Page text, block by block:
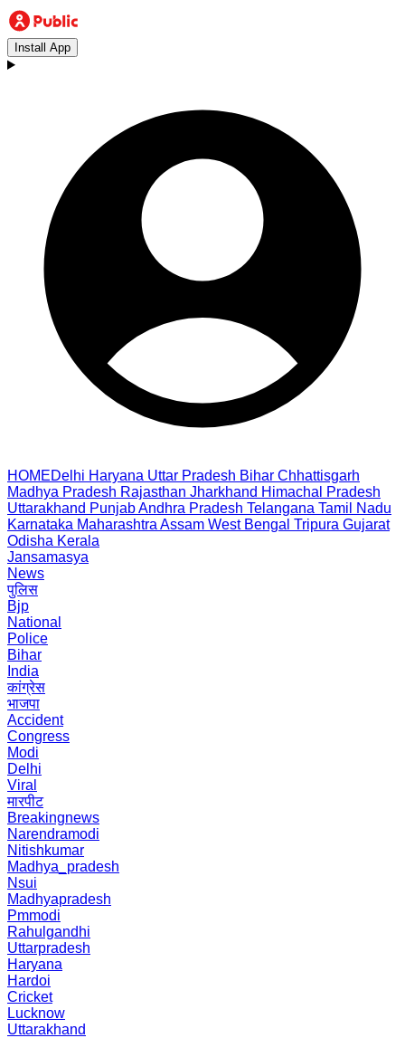
Install App
HOMEDelhi Haryana Uttar Pradesh Bihar Chhattisgarh
Madhya Pradesh Rajasthan Jharkhand Himachal Pradesh
Uttarakhand PunjabAndhra Pradesh Telangana Tamil Nadu
Karnataka Maharashtra Assam West Bengal Tripura Gujarat
Odisha Kerala
Jansamasya
News
पुलिस
Bjp
National
Police
Bihar
India
कांग्रेस
भाजपा
Accident
Congress
Modi
Delhi
Viral
मारपीट
Breakingnews
Narendramodi
Nitishkumar
Madhya_pradesh
Nsui
Madhyapradesh
Pmmodi
Rahulgandhi
Uttarpradesh
Haryana
Hardoi
Cricket
Lucknow
Uttarakhand